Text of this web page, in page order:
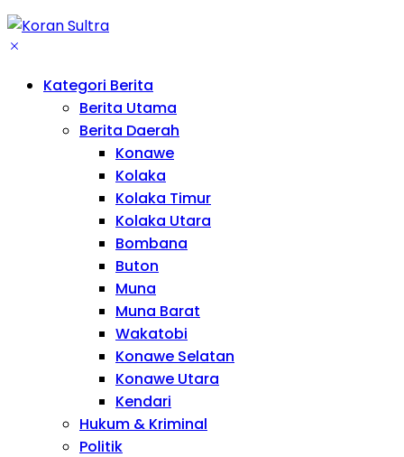
Kategori Berita
Berita Utama
Berita Daerah
Konawe
Kolaka
Kolaka Timur
Kolaka Utara
Bombana
Buton
Muna
Muna Barat
Wakatobi
Konawe Selatan
Konawe Utara
Kendari
Hukum & Kriminal
Politik